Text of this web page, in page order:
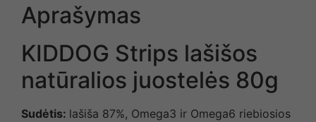
Aprašymas
KIDDOG Strips lašišos
natūralios juostelės 80g
Sudėtis: lašiša 87%, Omega3 ir Omega6 riebiosios